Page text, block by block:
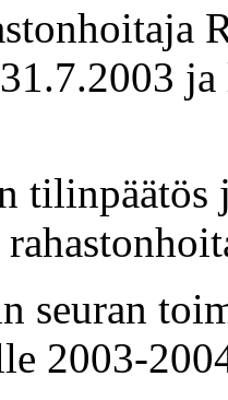
tilinpäätös
seuran
2003-